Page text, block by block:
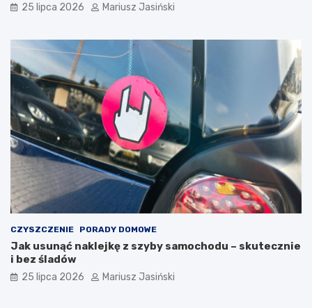
25 lipca 2026 Mariusz Jasiński
CZYSZCZENIE PORADY DOMOWE
Jak usunąć naklejkę z szyby samochodu – skutecznie
i bez śladów
25 lipca 2026 Mariusz Jasiński